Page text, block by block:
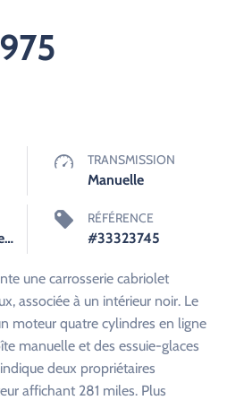
TRANSMISSION
Manuelle
1.8 liter 4 cylinder inline
RÉFÉRENCE
#33323745
une carrosserie cabriolet
associée à un intérieur noir. Le
moteur quatre cylindres en ligne
manuelle et des essuie-glaces
deux propriétaires
affichant 281 miles. Plus